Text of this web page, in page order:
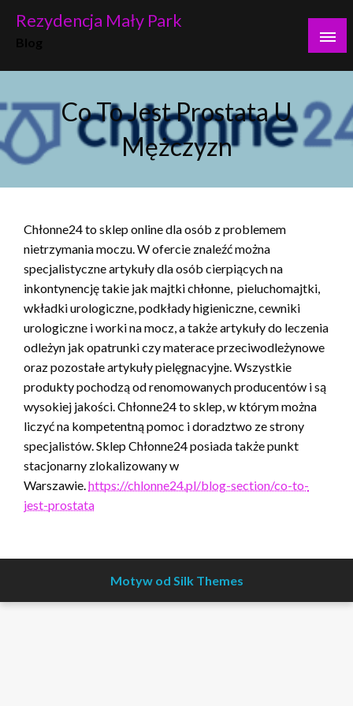
Rezydencja Mały Park
Co To Jest Prostata U
Mężczyzn
Chłonne24 to sklep online dla osób z problemem
nietrzymania moczu. W ofercie znaleźć można
specjalistyczne artykuły dla osób cierpiących na
inkontynencję takie jak majtki chłonne, pieluchomajtki,
wkładki urologiczne, podkłady higieniczne, cewniki
urologiczne i worki na mocz, a także artykuły do leczenia
odleżyn jak opatrunki czy materace przeciwodleżynowe
oraz pozostałe artykuły pielęgnacyjne. Wszystkie
produkty pochodzą od renomowanych producentów i są
wysokiej jakości. Chłonne24 to sklep, w którym można
liczyć na kompetentną pomoc i doradztwo ze strony
specjalistów. Sklep Chłonne24 posiada także punkt
stacjonarny zlokalizowany w
Warszawie.https://chlonne24.pl/blog-section/co-to-
jest-prostata
Motyw od Silk Themes